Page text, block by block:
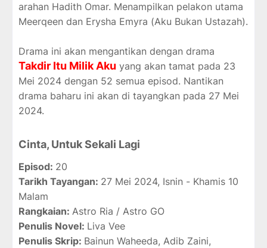
arahan Hadith Omar. Menampilkan pelakon utama
Meerqeen dan Erysha Emyra (Aku Bukan Ustazah).
Drama ini akan mengantikan dengan drama
Takdir Itu Milik Aku yang akan tamat pada 23
Mei 2024 dengan 52 semua episod. Nantikan
drama baharu ini akan di tayangkan pada 27 Mei
2024.
Cinta, Untuk Sekali Lagi
Episod: 20
Tarikh Tayangan: 27 Mei 2024, Isnin - Khamis 10
Malam
Rangkaian: Astro Ria / Astro GO
Penulis Novel: Liva Vee
Penulis Skrip: Bainun Waheeda, Adib Zaini,